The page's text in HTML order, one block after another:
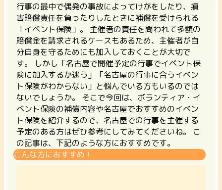
行事の最中で偶発の事故によってけがをしたり、損
害賠償責任を負ったりしたときに補償を受けられる
「イベント保険」。 主催者の責任を問われて多額の
賠償金を請求されるケースもあるため、主催者が自
分自身を守るためにも加入しておくことが大切で
す。
しかし「名古屋で開催予定の行事でイベント保
険に加入するか迷う」「名古屋の行事に合うイベン
ト保険がわからない」と悩んでいる方もいるのでは
ないでしょうか。 そこで今回は、ボランティア・イ
ベント保険の補償内容や名古屋でおすすめのイベン
ト保険を紹介するので、名古屋での行事を主催する
予定のある方はぜひ参考にしてみてくださいね。 こ
の記事は、下記のような方におすすめです。
こんな方におすすめ！